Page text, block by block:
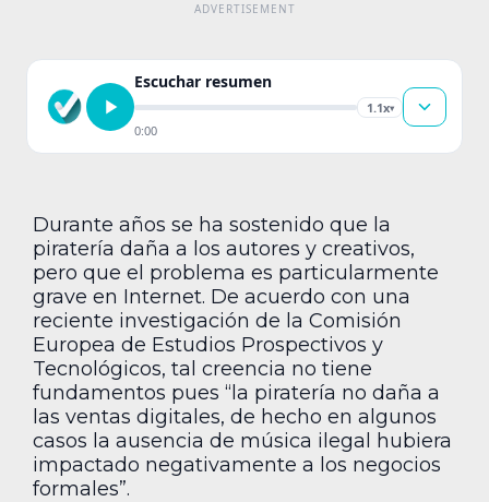
Escuchar resumen
1.1x▾
0:00
Durante años se ha sostenido que la
piratería daña a los autores y creativos,
pero que el problema es particularmente
grave en Internet. De acuerdo con una
reciente investigación de la Comisión
Europea de Estudios Prospectivos y
Tecnológicos, tal creencia no tiene
fundamentos pues “la piratería no daña a
las ventas digitales, de hecho en algunos
casos la ausencia de música ilegal hubiera
impactado negativamente a los negocios
formales”.